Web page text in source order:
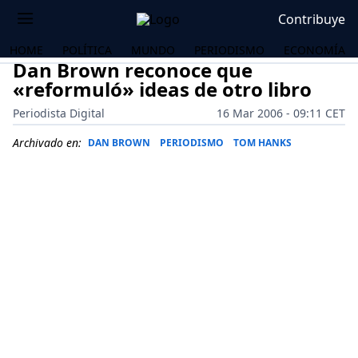
Contribuye
HOME POLÍTICA MUNDO PERIODISMO ECONOMÍA
Dan Brown reconoce que
«reformuló» ideas de otro libro
Periodista Digital
16 Mar 2006 - 09:11 CET
Archivado en: DAN BROWN PERIODISMO TOM HANKS